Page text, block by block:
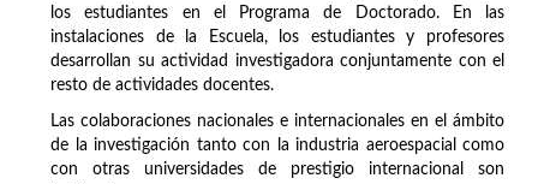
los estudiantes en el Programa de Doctorado. En las
instalaciones de la Escuela, los estudiantes y profesores
desarrollan su actividad investigadora conjuntamente con el
resto de actividades docentes.
Las colaboraciones nacionales e internacionales en el ámbito
de la investigación tanto con la industria aeroespacial como
con otras universidades de prestigio internacional son